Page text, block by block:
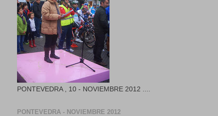
PONTEVEDRA , 10 - NOVIEMBRE 2012 ....
PONTEVEDRA - NOVIEMBRE 2012